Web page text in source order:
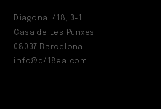
Diagonal 418, 3-1
Casa de Les Punxes
08037 Barcelona
info@d418ea.com